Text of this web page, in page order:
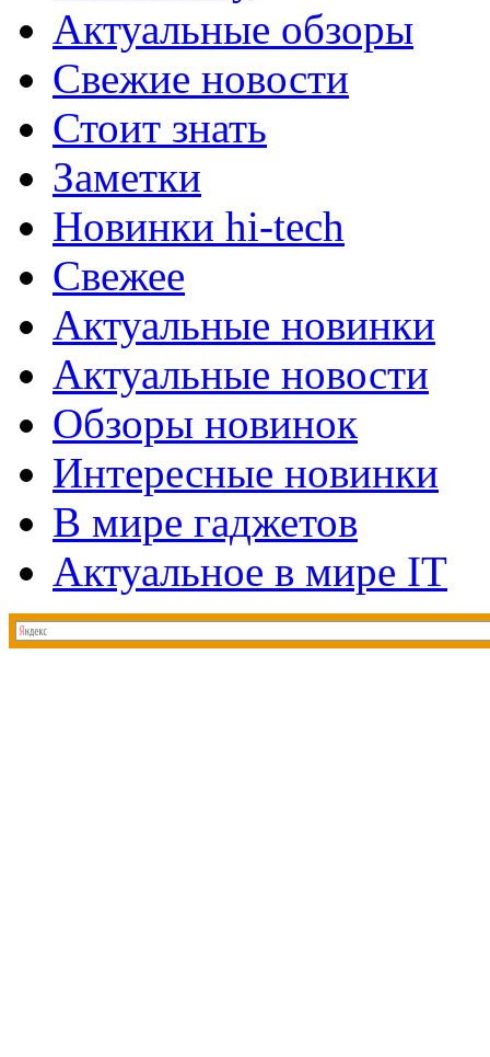
Актуальные обзоры
Свежие новости
Стоит знать
Заметки
Новинки hi-tech
Свежее
Актуальные новинки
Актуальные новости
Обзоры новинок
Интересные новинки
В мире гаджетов
Актуальное в мире IT